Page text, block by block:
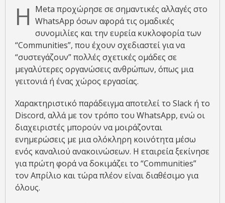
H Meta προχώρησε σε σημαντικές αλλαγές στο
WhatsApp όσων αφορά τις ομαδικές
συνομιλίες και την ευρεία κυκλοφορία των
“Communities”, που έχουν σχεδιαστεί για να
“συστεγάζουν” πολλές σχετικές ομάδες σε
μεγαλύτερες οργανώσεις ανθρώπων, όπως μια
γειτονιά ή ένας χώρος εργασίας.
Χαρακτηριστικό παράδειγμα αποτελεί το Slack ή το
Discord, αλλά με τον τρόπο του WhatsApp, ενώ οι
διαχειριστές μπορούν να μοιράζονται
ενημερώσεις με μια ολόκληρη κοινότητα μέσω
ενός καναλιού ανακοινώσεων. Η εταιρεία ξεκίνησε
για πρώτη φορά να δοκιμάζει το “Communities”
τον Απρίλιο και τώρα πλέον είναι διαθέσιμο για
όλους.